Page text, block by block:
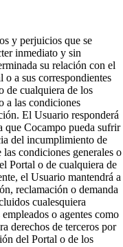
y perjuicios que se
inmediato y sin
su relación con el
a sus correspondientes
de cualquiera de los
a las condiciones
El Usuario responderá
que Cocampo pueda sufrir
del incumplimiento de
condiciones generales o
Portal o de cualquiera de
el Usuario mantendrá a
reclamación o demanda
cualesquiera
o agentes como
derechos de terceros por
del Portal o de los